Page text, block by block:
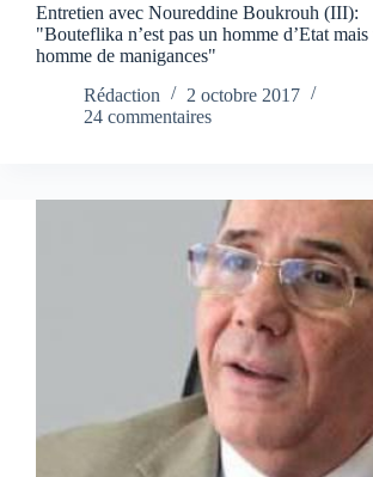
Entretien avec Noureddine Boukrouh (III):
"Bouteflika n’est pas un homme d’Etat mais
homme de manigances"
Rédaction
2 octobre 2017
24 commentaires